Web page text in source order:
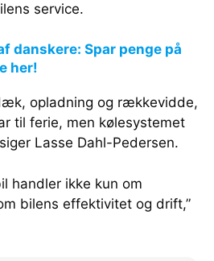
service.
danskere: Spar penge på
her!
opladning og rækkevidde,
til ferie, men kølesystemet
Lasse Dahl-Pedersen.
handler ikke kun om
bilens effektivitet og drift,”